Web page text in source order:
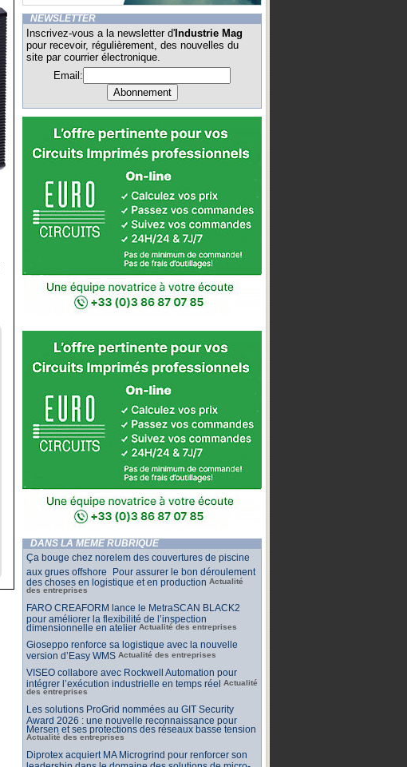
NEWSLETTER
Inscrivez-vous a la newsletter d' Industrie Mag
pour recevoir, régulièrement, des nouvelles du
site par courrier électronique.
Email:
DANS LA MÊME RUBRIQUE
Ça bouge chez norelem des couvertures de piscine
aux grues offshore Pour assurer le bon déroulement
des choses en logistique et en production Actualité
des entreprises
FARO CREAFORM lance le MetraSCAN BLACK2
pour améliorer la flexibilité de l’inspection
dimensionnelle en atelier Actualité des entreprises
Gioseppo renforce sa logistique avec la nouvelle
version d’Easy WMS Actualité des entreprises
VISEO collabore avec Rockwell Automation pour
intégrer l’exécution industrielle en temps réel Actualité
des entreprises
Les solutions ProGrid nommées au GIT Security
Award 2026 : une nouvelle reconnaissance pour
Mersen et ses protections des réseaux basse tension
Actualité des entreprises
Diprotex acquiert MA Microgrind pour renforcer son
leadership dans le domaine des solutions de micro-